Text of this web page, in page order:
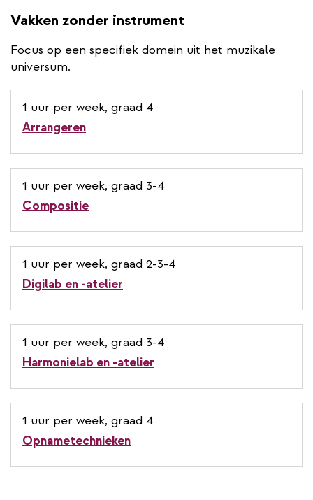
Vakken zonder instrument
Focus op een specifiek domein uit het muzikale
universum.
1 uur per week, graad 4
Arrangeren
1 uur per week, graad 3-4
Compositie
1 uur per week, graad 2-3-4
Digilab en -atelier
1 uur per week, graad 3-4
Harmonielab en -atelier
1 uur per week, graad 4
Opnametechnieken